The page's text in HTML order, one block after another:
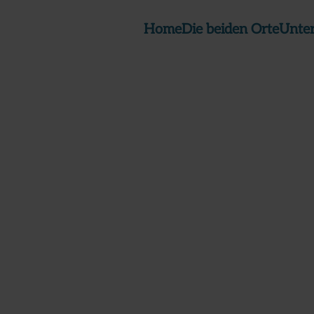
HomeDie beiden Orte